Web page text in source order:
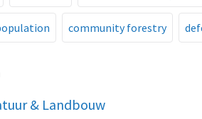
community forestry
& Landbouw